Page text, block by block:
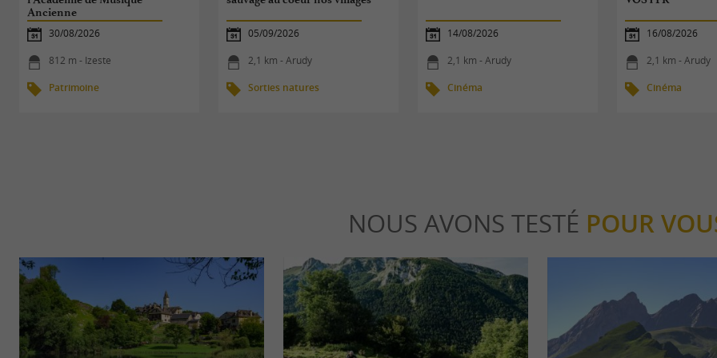
Ancienne
30/08/2026
812 m - Izeste
Patrimoine
05/09/2026
2,1 km - Arudy
Sorties natures
14/08/2026
2,1 km - Arudy
Cinéma
16/08/2026
2,1 km - Arudy
Cinéma
NOUS AVONS TESTÉ POUR